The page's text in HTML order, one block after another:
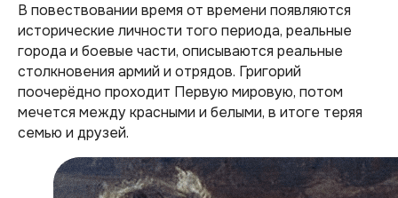
В повествовании время от времени появляются
исторические личности того периода, реальные
города и боевые части, описываются реальные
столкновения армий и отрядов. Григорий
поочерёдно проходит Первую мировую, потом
мечется между красными и белыми, в итоге теряя
семью и друзей.